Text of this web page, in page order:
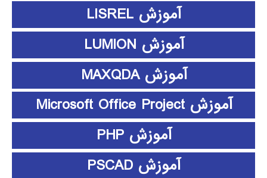
آموزش LISREL
آموزش LUMION
آموزش MAXQDA
آموزش Microsoft Office Project
آموزش PHP
آموزش PSCAD